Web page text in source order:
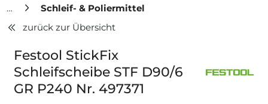
Schleif- & Poliermittel
zurück zur Übersicht
Festool StickFix
Schleifscheibe STF D90/6
GR P240 Nr. 497371